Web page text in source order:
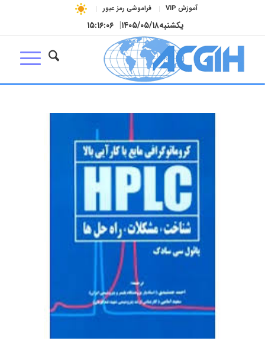
آموزش VIP فراموشی رمز عبور
یکشنبه۱۴۰۵/۰۵/۱۸| ۱۵:۱۶:۰۷